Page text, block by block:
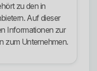
zu den in
Auf dieser
Informationen zur
zum Unternehmen.